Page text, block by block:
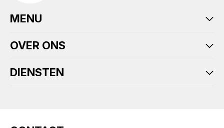
MENU
OVER ONS
DIENSTEN